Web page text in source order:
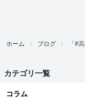
ホーム ブログ 「#
カテゴリ一覧
コラム